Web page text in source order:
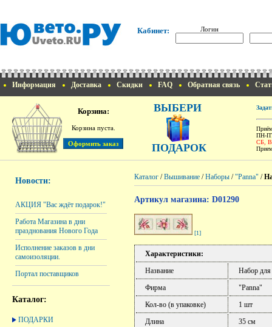
Кабинет: Логин
Информация Доставка Скидки FAQ Обратная связь
Корзина:
Корзина пуста.
ВЫБЕРИ
ПОДАРОК
ПН-
СБ,
Новости:
АКЦИЯ "Вас ждёт подарок!"
Работа Магазина в дни
празднования Нового Года
Исполнение заказов в дни
самоизоляции.
Портал поставщиков
Каталог:
ПОДАРКИ
Каталог /Вышивание /Наборы /"Panna" /
Артикул магазина: D01290
[1]
Характеристики:
Название
Набор
Фирма
"Panna"
Кол-во (в упаковке)
1 шт
Длина
35 см